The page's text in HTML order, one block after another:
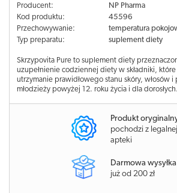
Producent:
NP Pharma
Kod produktu:
45596
Przechowywanie:
temperatura
Typ preparatu:
suplement diety
Skrzypovita Pure to suplement diety
uzupełnienie codziennej diety w składniki,
utrzymanie prawidłowego stanu skóry, włosów
młodzieży powyżej 12. roku życia i dla dorosłych.
Produkt
pochodzi z legalnej
apteki
Darmowa wysyłka
już od 200 zł